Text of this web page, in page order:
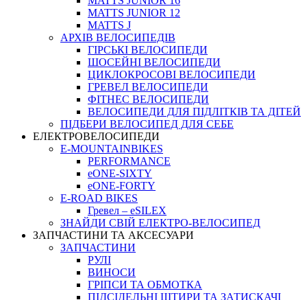
MATTS JUNIOR 12
MATTS J
АРХIВ ВЕЛОСИПЕДIВ
ГІРСЬКІ ВЕЛОСИПЕДИ
ШОСЕЙНІ ВЕЛОСИПЕДИ
ЦИКЛОКРОСОВІ ВЕЛОСИПЕДИ
ГРЕВЕЛ ВЕЛОСИПЕДИ
ФІТНЕС ВЕЛОСИПЕДИ
ВЕЛОСИПЕДИ ДЛЯ ПІДЛІТКІВ ТА ДІТЕЙ
ПIДБЕРИ ВЕЛОСИПЕД ДЛЯ СЕБЕ
ЕЛЕКТРОВЕЛОСИПЕДИ
E-MOUNTAINBIKES
PERFORMANCE
eONE-SIXTY
eONE-FORTY
E-ROAD BIKES
Гревел – eSILEX
ЗНАЙДИ СВІЙ ЕЛЕКТРО-ВЕЛОСИПЕД
ЗАПЧАСТИНИ ТА АКСЕСУАРИ
ЗАПЧАСТИНИ
РУЛІ
ВИНОСИ
ГРІПСИ ТА ОБМОТКА
ПІДСІДЕЛЬНІ ШТИРИ ТА ЗАТИСКАЧІ